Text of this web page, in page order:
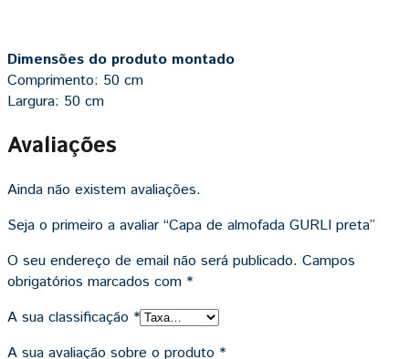
Dimensões do produto montado
Comprimento: 50 cm
Largura: 50 cm
Avaliações
Ainda não existem avaliações.
Seja o primeiro a avaliar “Capa de almofada GURLI preta”
O seu endereço de email não será publicado. Campos
obrigatórios marcados com *
A sua classificação *
A sua avaliação sobre o produto *